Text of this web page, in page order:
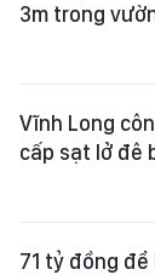
3m trong
Vĩnh Long
cấp sạt lở đê
71 tỷ đồng